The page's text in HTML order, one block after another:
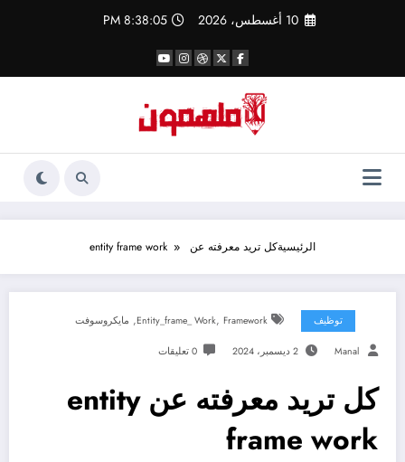
10 أغسطس، 2026 8:38:06 PM
الرئيسيةكل تريد معرفته عن entity frame work
توظيف Entity_frame_ Work,Framework
, مايكروسوفت
Manal 2 ديسمبر، 2024 0 تعليقات
كل تريد معرفته عن entity
frame work